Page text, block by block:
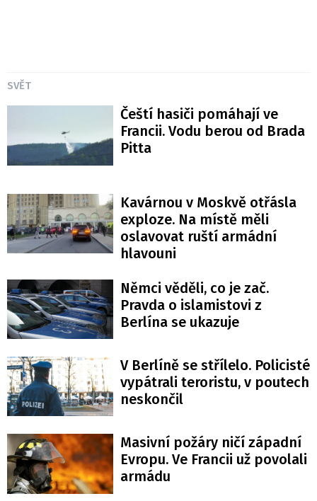
SVĚT
Čeští hasiči pomáhají ve
Francii. Vodu berou od Brada
Pitta
Kavárnou v Moskvě otřásla
exploze. Na místě měli
oslavovat ruští armádní
hlavouni
Němci věděli, co je zač.
Pravda o islamistovi z
Berlína se ukazuje
V Berlíně se střílelo. Policisté
vypátrali teroristu, v poutech
neskončil
Masivní požáry ničí západní
Evropu. Ve Francii už povolali
armádu